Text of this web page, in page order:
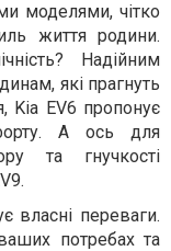
моделями, чітко
життя родини.
Надійним
які прагнуть
Kia EV6 пропонує
А ось для
та гнучкості
власні переваги.
потребах та